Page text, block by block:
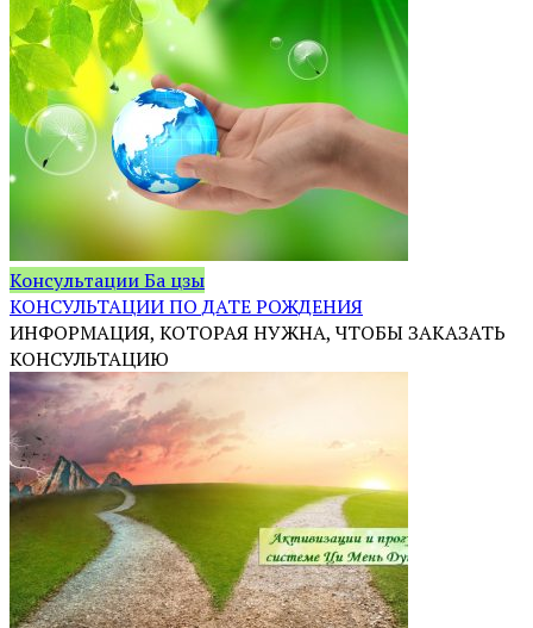
Консультации Ба цзы
КОНСУЛЬТАЦИИ ПО ДАТЕ РОЖДЕНИЯ
ИНФОРМАЦИЯ, КОТОРАЯ НУЖНА, ЧТОБЫ ЗАКАЗАТЬ
КОНСУЛЬТАЦИЮ